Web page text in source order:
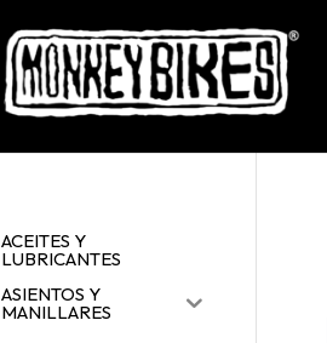
ACEITES Y
LUBRICANTES
ASIENTOS Y
MANILLARES